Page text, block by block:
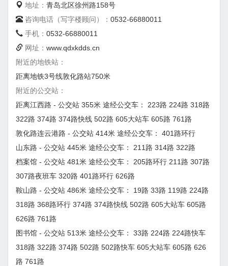
地址： 青岛北区徐州路158号
咨询电话（写字楼顾问）： 0532-66880011
手机： 0532-66880011
网址： www.qdxkdds.cn
附近的地铁站：
距离地铁3号线敦化路站750米
附近的公交站：
距离江西路 - 公交站 355米 途经公交车： 223路 224路 318路
322路 374路 374路快线 502路 605大站车 605路 761路
敦化路连云港路 - 公交站 414米 途经公交车： 401路环行
山东路 - 公交站 445米 途经公交车： 211路 314路 322路
档案馆 - 公交站 481米 途经公交车： 205路环行 211路 307路
307路夜班车 320路 401路环行 626路
鞍山路 - 公交站 486米 途经公交车： 19路 33路 119路 224路
318路 368路环行 374路 374路快线 502路 605大站车 605路
626路 761路
图书馆 - 公交站 513米 途经公交车： 33路 224路 224路快车
318路 322路 374路 502路 502路快车 605大站车 605路 626
路 761路